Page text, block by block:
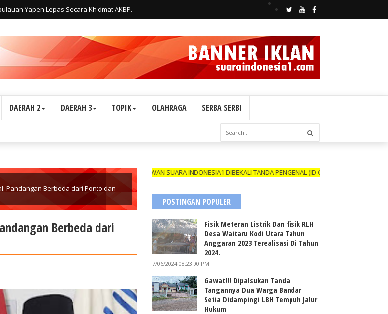
Yapen Lepas Secara Khidmat AKBP.
DAERAH 2 DAERAH 3 TOPIK OLAHRAGA SERBA SERBI
Pandangan Berbeda dari Ponto dan
Berbeda dari
WARTAWAN SUARA INDONESIA1 DIBEKALI TANDA PENGENAL (ID CARD) YANG MASIH BERLAKU
POSTINGAN POPULER
Fisik Meteran Listrik Dan fisik RLH
Desa Waitaru Kodi Utara Tahun
Anggaran 2023 Terealisasi Di Tahun
2024.
7/06/2024 08:23:00 PM
Gawat!!! Dipalsukan Tanda
Tangannya Dua Warga Bandar
Setia Didampingi LBH Tempuh Jalur
Hukum